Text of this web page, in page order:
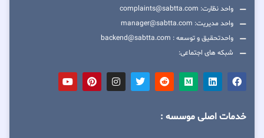
واحد نظارت: complaints@sabtta.com
واحد مدیریت: manager@sabtta.com
واحدتحقیق و توسعه : backend@sabtta.com
شبکه های اجتماعی:
خدمات اصلی موسسه :